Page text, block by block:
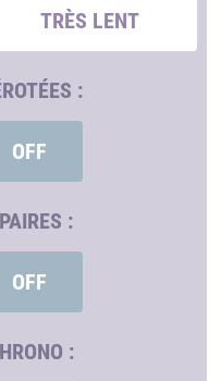
TRÈS LENT
:
OFF
:
OFF
: